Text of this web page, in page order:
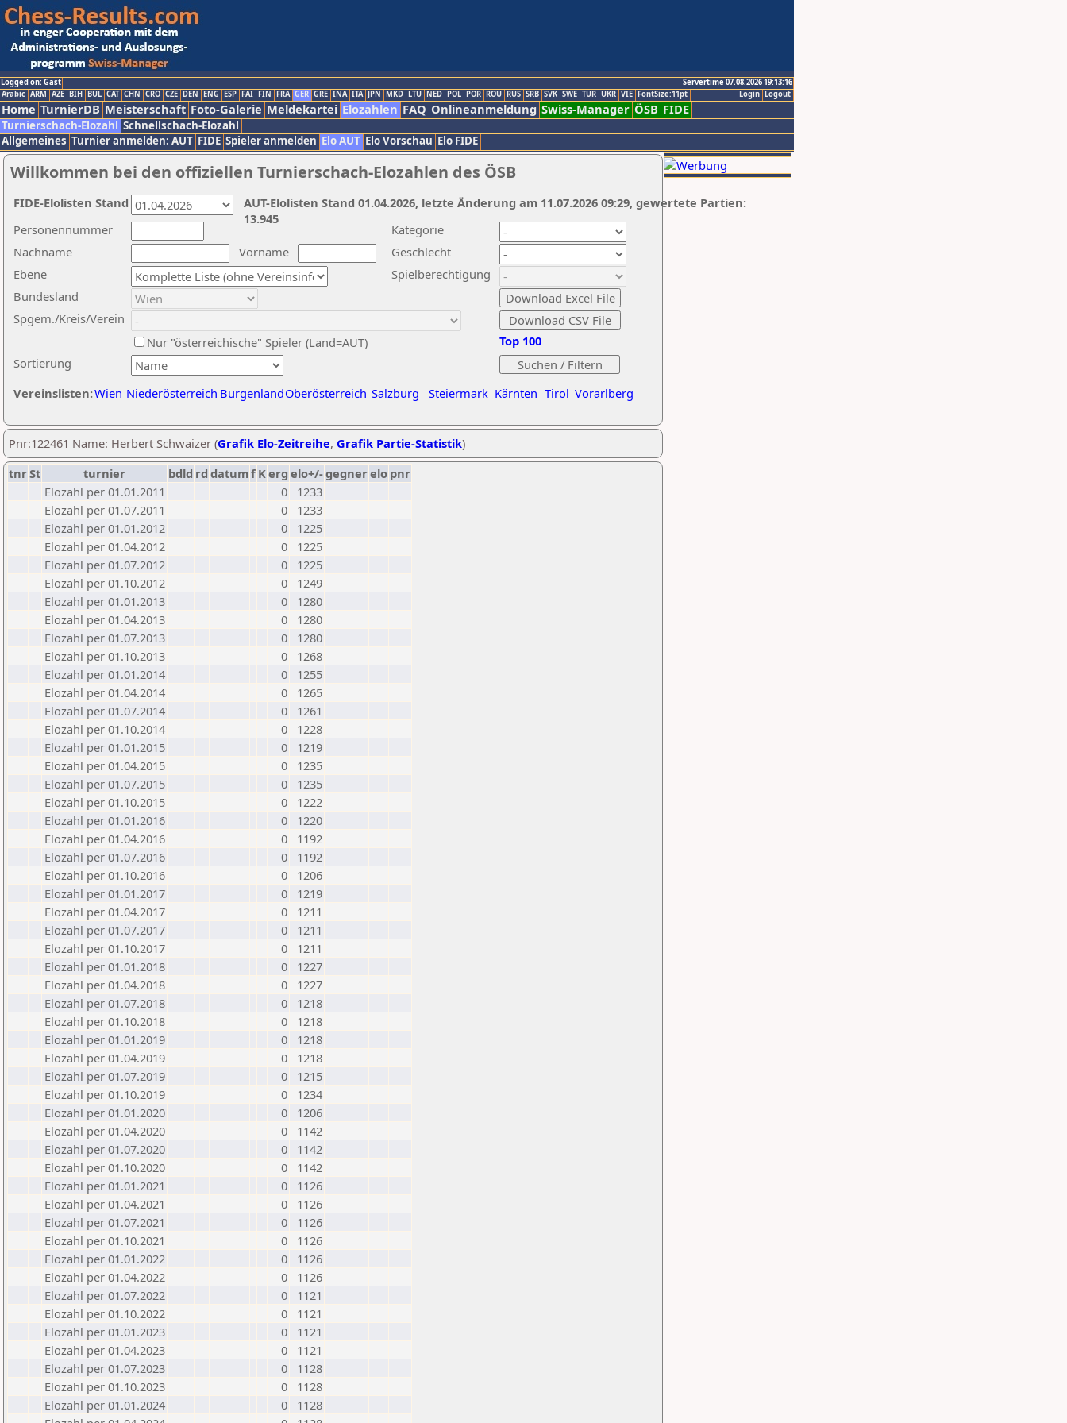
Logged on: Gast
Servertime 07.08.2026 19:13:16
Logout
Login
Arabic ARM AZE BIH BUL CAT CHN CRO CZE DEN ENG ESP FAI FIN FRA GER GRE INA ITA JPN MKD LTU NED POL POR ROU RUS SRB SVK SWE TUR UKR VIE FontSize:11pt
Home TurnierDB Meisterschaft Foto-Galerie Meldekartei Elozahlen FAQ Onlineanmeldung Swiss-Manager ÖSB FIDE
Turnierschach-Elozahl Schnellschach-Elozahl
Allgemeines Turnier anmelden: AUT FIDE Spieler anmelden Elo AUT Elo Vorschau Elo FIDE
Willkommen bei den offiziellen Turnierschach-Elozahlen des ÖSB
Nachname
Vorname
Ebene
Kategorie
Sortierung
Personennummer
Bundesland
Spgem./Kreis/Verein
Geschlecht
Nur "österreichische" Spieler (Land=AUT)
Spielberechtigung
Vereinslisten:Wien Niederösterreich BurgenlandOberösterreich Salzburg Steiermark Kärnten Tirol Vorarlberg
Top 100
AUT-Elolisten Stand 01.04.2026, letzte Änderung am 11.07.2026 09:29, gewertete Partien:
13.945
FIDE-Elolisten Stand
Pnr:122461 Name: Herbert Schwaizer (Grafik Elo-Zeitreihe, Grafik Partie-Statistik)
tnrSt turnier bdld rd datumf Kerg elo+/-gegnerelo pnr
Elozahl per 01.01.2011
0
1233
Elozahl per 01.07.2011
0
1233
Elozahl per 01.01.2012
0
1225
Elozahl per 01.04.2012
0
1225
Elozahl per 01.07.2012
0
1225
Elozahl per 01.10.2012
0
1249
Elozahl per 01.01.2013
0
1280
Elozahl per 01.04.2013
0
1280
Elozahl per 01.07.2013
0
1280
Elozahl per 01.10.2013
0
1268
Elozahl per 01.01.2014
0
1255
Elozahl per 01.04.2014
0
1265
Elozahl per 01.07.2014
0
1261
Elozahl per 01.10.2014
0
1228
Elozahl per 01.01.2015
0
1219
Elozahl per 01.04.2015
0
1235
Elozahl per 01.07.2015
0
1235
Elozahl per 01.10.2015
0
1222
Elozahl per 01.01.2016
0
1220
Elozahl per 01.04.2016
0
1192
Elozahl per 01.07.2016
0
1192
Elozahl per 01.10.2016
0
1206
Elozahl per 01.01.2017
0
1219
Elozahl per 01.04.2017
0
1211
Elozahl per 01.07.2017
0
1211
Elozahl per 01.10.2017
0
1211
Elozahl per 01.01.2018
0
1227
Elozahl per 01.04.2018
0
1227
Elozahl per 01.07.2018
0
1218
Elozahl per 01.10.2018
0
1218
Elozahl per 01.01.2019
0
1218
Elozahl per 01.04.2019
0
1218
Elozahl per 01.07.2019
0
1215
Elozahl per 01.10.2019
0
1234
Elozahl per 01.01.2020
0
1206
Elozahl per 01.04.2020
0
1142
Elozahl per 01.07.2020
0
1142
Elozahl per 01.10.2020
0
1142
Elozahl per 01.01.2021
0
1126
Elozahl per 01.04.2021
0
1126
Elozahl per 01.07.2021
0
1126
Elozahl per 01.10.2021
0
1126
Elozahl per 01.01.2022
0
1126
Elozahl per 01.04.2022
0
1126
Elozahl per 01.07.2022
0
1121
Elozahl per 01.10.2022
0
1121
Elozahl per 01.01.2023
0
1121
Elozahl per 01.04.2023
0
1121
Elozahl per 01.07.2023
0
1128
Elozahl per 01.10.2023
0
1128
Elozahl per 01.01.2024
0
1128